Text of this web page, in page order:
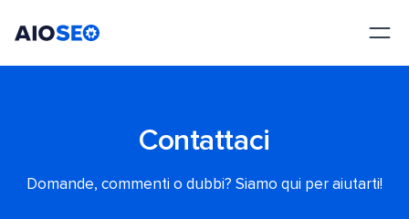
Contattaci
Domande, commenti o dubbi? Siamo qui per aiutarti!